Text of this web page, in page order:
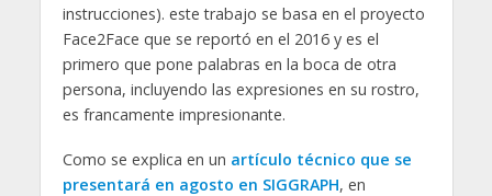
instrucciones). este trabajo se basa en el proyecto
Face2Face que se reportó en el 2016 y es el
primero que pone palabras en la boca de otra
persona, incluyendo las expresiones en su rostro,
es francamente impresionante.
Como se explica en un artículo técnico que se
presentará en agosto en SIGGRAPH, en